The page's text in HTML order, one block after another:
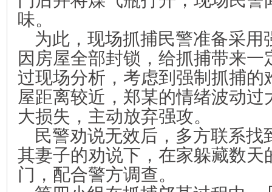
味。
为此，现场抓捕民警准备采用
因房屋全部封锁，给抓捕带来一
过现场分析，考虑到强制抓捕的
屋距离较近，郑某的情绪波动过
大损失，主动放弃强攻。
民警劝说无效后，多方联系找
其妻子的劝说下，在家躲藏数天
门，配合警方调查。